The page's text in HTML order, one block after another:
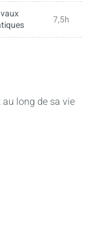
7,5h
long de sa vie